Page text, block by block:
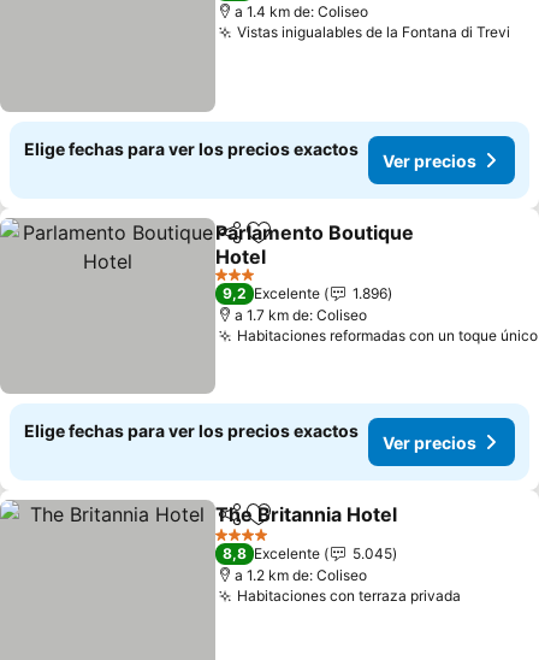
a 1.4 km de: Coliseo
Vistas inigualables de la Fontana di Trevi
Elige fechas para ver los precios exactos
Ver precios
CompartirAgregar a favoritos
Parlamento Boutique
Hotel
Ver precios
3 Estrellas
9,2 Excelente
1.896
a 1.7 km de: Coliseo
Habitaciones reformadas con un toque único
Elige fechas para ver los precios exactos
Ver precios
Compartir
Agregar a favoritos
The Britannia Hotel
4 Estrellas
8,8 Excelente
5.045
a 1.2 km de: Coliseo
Habitaciones con terraza privada